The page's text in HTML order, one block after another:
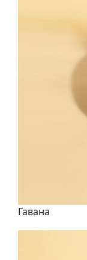
Гавана